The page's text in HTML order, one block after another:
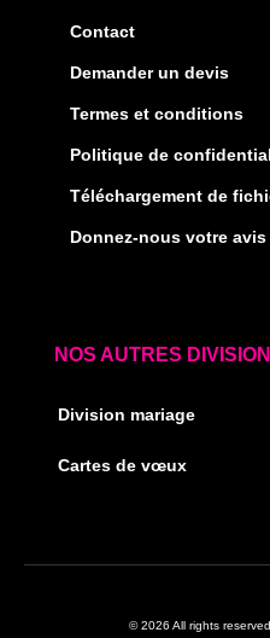
Contact
Demander un devis
Termes et conditions
Politique de
Téléchargement de
Donnez-nous votre avis
NOS AUTRES
Division mariage
Cartes de vœux
© 2026 All rights